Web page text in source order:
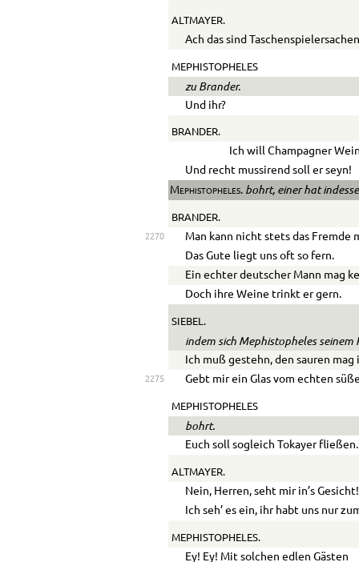
ALTMAYER.
Ach das sind
MEPHISTOPHELES
zu Brander.
Und ihr?
BRANDER.
Ich will Champagner
Und recht mussirend soll er seyn!
Mephistopheles.bohrt, einer hat
BRANDER.
2270
Man kann nicht stets das Fremde
Das Gute liegt uns oft so fern.
Ein echter deutscher Mann mag
Doch ihre Weine trinkt er gern.
SIEBEL.
indem sich Mephistopheles seinem
Ich muß gestehn, den sauren
2275 Gebt mir ein Glas vom echten
MEPHISTOPHELES
bohrt.
Euch soll sogleich Tokayer fließen.
ALTMAYER.
Nein, Herren, seht mir in’s Gesicht!
Ich seh’ es ein, ihr habt uns nur
MEPHISTOPHELES.
Ey! Ey! Mit solchen edlen Gästen